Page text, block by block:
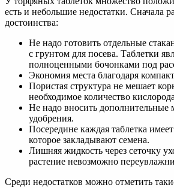
есть и небольшие недостатки. Сначала
достоинства:
Не надо готовить отдельные
с грунтом для посева. Таблетки
полноценными бочонками под
Экономия места благодаря
Пористая структура не мешает
необходимое количество
Не надо вносить дополнительные
удобрения.
Посередине каждая таблетка
которое закладывают семена.
Лишняя жидкость через сеточку
растение невозможно
Среди недостатков можно отметить